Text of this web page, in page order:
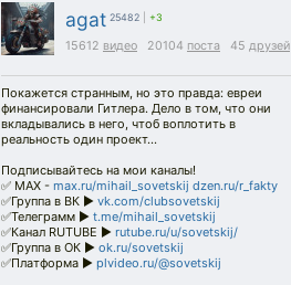
agat 25482 +3
15612 видео 20104 поста 45 друзей
Покажется странным, но это правда: евреи
финансировали Гитлера. Дело в том, что они
вкладывались в него, чтоб воплотить в
реальность один проект...
Подписывайтесь на мои каналы!
✅ MAX - max.ru/mihail_sovetskij dzen.ru/r_fakty
✅Группа в ВК ► vk.com/clubsovetskij
✅Телеграмм ► t.me/mihail_sovetskij
✅Канал RUTUBE ► rutube.ru/u/sovetskij/
✅Группа в ОК ► ok.ru/sovetskij
✅Платформа ► plvideo.ru/@sovetskij